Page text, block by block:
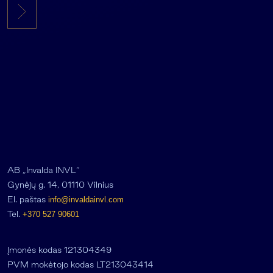
AB „Invalda INVL“
Gynėjų g. 14, 01110 Vilnius
El. paštas info@invaldainvl.com
Tel. +370 527 90601
Įmonės kodas 121304349
PVM mokėtojo kodas LT213043414